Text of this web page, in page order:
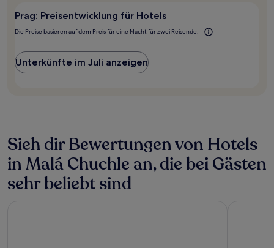
von
2 Erwachsenen
wurde.
Preise
und
können
zusätzliche
Bedingungen
gelten.
Prag: Preisentwicklung für Hotels
Die Preise basieren auf dem Preis für eine Nacht für zwei Reisende.
Unterkünfte im Juli anzeigen
Sieh dir Bewertungen von Hotels
in Malá Chuchle an, die bei Gästen
sehr beliebt sind